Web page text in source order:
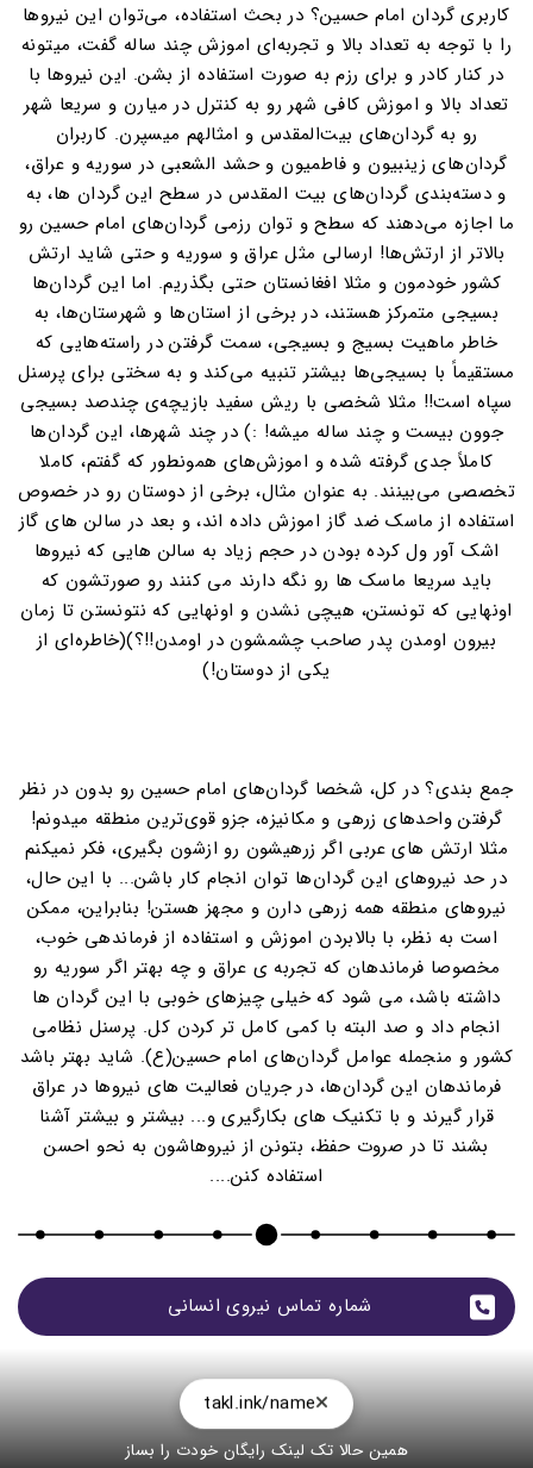
کاربری گردان امام حسین؟ در بحث استفاده، می‌توان این نیروها
را با توجه به تعداد بالا و تجربه‌ای اموزش چند ساله گفت، میتونه
در کنار کادر و برای رزم به صورت استفاده از بشن. این نیروها با
تعداد بالا و اموزش کافی شهر رو به کنترل در میارن و سریعا شهر
رو به گردان‌های بیت‌المقدس و امثالهم میسپرن. کاربران
گردان‌های زینبیون و فاطمیون و حشد الشعبی در سوریه و عراق،
و دسته‌بندی گردان‌های بیت المقدس در سطح این گردان ها، به
ما اجازه می‌دهند که سطح و توان رزمی گردان‌های امام حسین رو
بالاتر از ارتش‌ها! ارسالی مثل عراق و سوریه و حتی شاید ارتش
کشور خودمون و مثلا افغانستان حتی بگذریم. اما این گردان‌ها
بسیجی متمرکز هستند، در برخی از استان‌ها و شهرستان‌ها، به
خاطر ماهیت بسیج و بسیجی، سمت گرفتن در راسته‌هایی که
مستقیماً با بسیجی‌ها بیشتر تنبیه می‌کند و به سختی برای پرسنل
سپاه است!! مثلا شخصی با ریش سفید بازیچه‌ی چندصد بسیجی
جوون بیست و چند ساله میشه! :) در چند شهرها، این گردان‌ها
کاملاً جدی گرفته شده و اموزش‌های همونطور که گفتم، کاملا
تخصصی می‌بینند. به عنوان مثال، برخی از دوستان رو در خصوص
استفاده از ماسک ضد گاز اموزش داده اند، و بعد در سالن های گاز
اشک آور ول کرده بودن در حجم زیاد به سالن هایی که نیروها
باید سریعا ماسک ها رو نگه دارند می کنند رو صورتشون که
اونهایی که تونستن، هیچی نشدن و اونهایی که نتونستن تا زمان
بیرون اومدن پدر صاحب چشمشون در اومدن!!؟)(خاطره‌ای از
یکی از دوستان!)
جمع بندی؟ در کل، شخصا گردان‌های امام حسین رو بدون در نظر
گرفتن واحدهای زرهی و مکانیزه، جزو قوی‌ترین منطقه میدونم!
مثلا ارتش های عربی اگر زرهیشون رو ازشون بگیری، فکر نمیکنم
در حد نیروهای این گردان‌ها توان انجام کار باشن... با این حال،
نیروهای منطقه همه زرهی دارن و مجهز هستن! بنابراین، ممکن
است به نظر، با بالابردن اموزش و استفاده از فرماندهی خوب،
مخصوصا فرماندهان که تجربه ی عراق و چه بهتر اگر سوریه رو
داشته باشد، می شود که خیلی چیزهای خوبی با این گردان ها
انجام داد و صد البته با کمی کامل تر کردن کل. پرسنل نظامی
کشور و منجمله عوامل گردان‌های امام حسین(ع). شاید بهتر باشد
فرماندهان این گردان‌ها، در جریان فعالیت های نیروها در عراق
قرار گیرند و با تکنیک های بکارگیری و... بیشتر و بیشتر آشنا
بشند تا در صروت حفظ، بتونن از نیروهاشون به نحو احسن
استفاده کنن....
شماره تماس نیروی انسانی
takl.ink/name
همین حالا تک لینک رایگان خودت را بساز